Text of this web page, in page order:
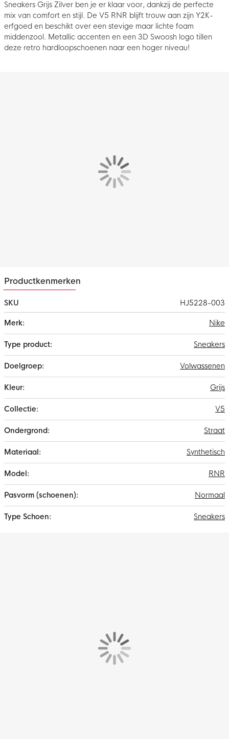
Sneakers Grijs Zilver ben je er klaar voor, dankzij de perfecte
mix van comfort en stijl. De V5 RNR blijft trouw aan zijn Y2K-
erfgoed en beschikt over een stevige maar lichte foam
middenzool. Metallic accenten en een 3D Swoosh logo tillen
deze retro hardloopschoenen naar een hoger niveau!
Productkenmerken
SKU
HJ5228-003
informatie
Nike
Sneakers
Volwassenen
Grijs
V5
Straat
Synthetisch
RNR
Normaal
Sneakers